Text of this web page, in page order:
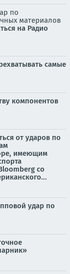
по
материалов
на Радио
самые
компонентов
от ударов по
имеющим
со
удар по